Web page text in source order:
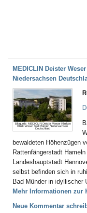
MEDICLIN Deister
Niedersachsen
Bildquelle: MEDICLIN Deister Weser Kliniken
Klinik Weser Bad Münder Niedersachsen
Deutschland
bewaldeten Höhenzügen
Rattenfängerstadt
Landeshauptstadt
selbst befinden sich in
Bad Münder in idyllischer
Mehr Informationen zur
Neue Kommentar